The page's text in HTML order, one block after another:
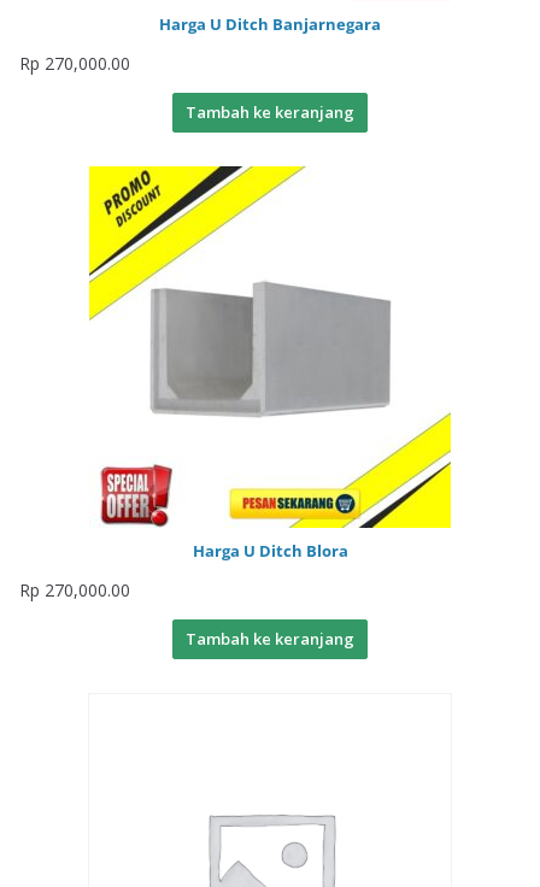
Harga U Ditch Banjarnegara
Rp 270,000.00
Tambah ke keranjang
Harga U Ditch Blora
Rp 270,000.00
Tambah ke keranjang